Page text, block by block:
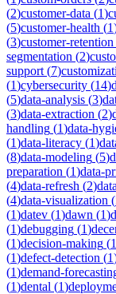
(2)customer-data (1)
(5)customer-health (1
(3)customer-retention
segmentation (2)
support (7)
(1)cybersecurity (14)
(5)data-analysis (3)
(3)data-extraction (2)
handling (1)data-
(1)data-literacy (1)
(8)data-modeling (5)
preparation (1)data-
(4)data-refresh (2)
(4)data-visualization (
(1)datev (1)dawn (1)
(1)debugging (1)
(1)decision-making (1
(1)defect-detection (1
(1)demand-
(1)dental (1)